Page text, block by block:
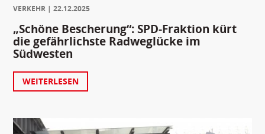
VERKEHR 22.12.2025
„Schöne Bescherung“: SPD-Fraktion kürt
die gefährlichste Radweglücke im
Südwesten
WEITERLESEN